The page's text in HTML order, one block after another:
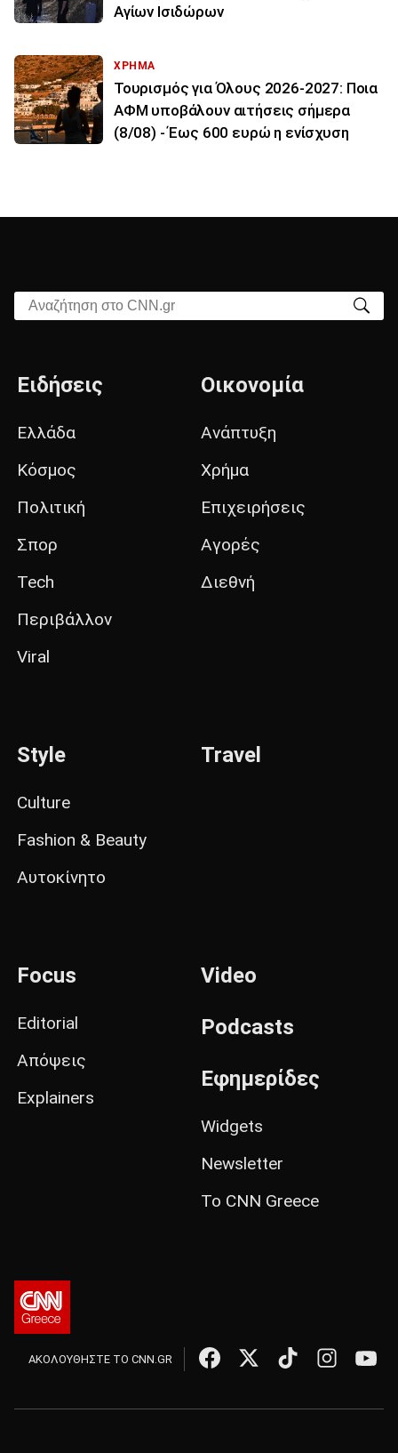
Αγίων Ισιδώρων
ΧΡΗΜΑ
Τουρισμός για Όλους 2026-2027: Ποια
ΑΦΜ υποβάλουν αιτήσεις σήμερα
(8/08) - Έως 600 ευρώ η ενίσχυση
Αναζήτηση στο CNN.gr
Ειδήσεις
Ελλάδα
Κόσμος
Πολιτική
Σπορ
Tech
Περιβάλλον
Viral
Οικονομία
Ανάπτυξη
Χρήμα
Επιχειρήσεις
Αγορές
Διεθνή
Style
Culture
Fashion & Beauty
Αυτοκίνητο
Travel
Focus
Editorial
Απόψεις
Explainers
Video
Podcasts
Εφημερίδες
Widgets
Newsletter
Το CNN Greece
ΑΚΟΛΟΥΘΗΣΤΕ ΤΟ CNN.GR